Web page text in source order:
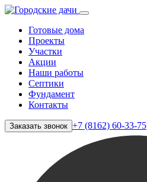
Готовые дома
Проекты
Участки
Акции
Наши работы
Септики
Фундамент
Контакты
Заказать звонок +7 (8162) 60-33-75